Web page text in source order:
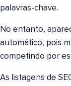
palavras-chave.
No entanto,
automático, pois
competindo por
As listagens de